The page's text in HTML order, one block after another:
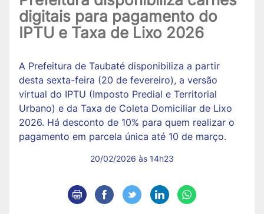
digitais para pagamento do
IPTU e Taxa de Lixo 2026
A Prefeitura de Taubaté disponibiliza a partir
desta sexta-feira (20 de fevereiro), a versão
virtual do IPTU (Imposto Predial e Territorial
Urbano) e da Taxa de Coleta Domiciliar de Lixo
2026. Há desconto de 10% para quem realizar o
pagamento em parcela única até 10 de março.
20/02/2026 às 14h23